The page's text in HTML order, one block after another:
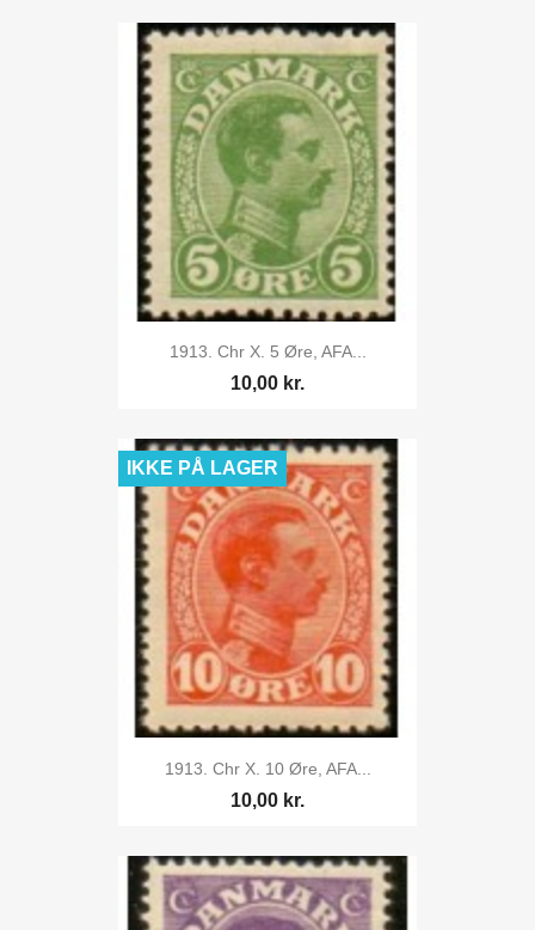
1913. Chr X. 5 Øre, AFA...
10,00 kr.
1913. Chr X. 10 Øre, AFA...
10,00 kr.
IKKE PÅ LAGER